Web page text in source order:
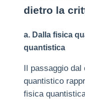
dietro la
a. Dalla fisica
quantistica
Il passaggio
quantistico
fisica